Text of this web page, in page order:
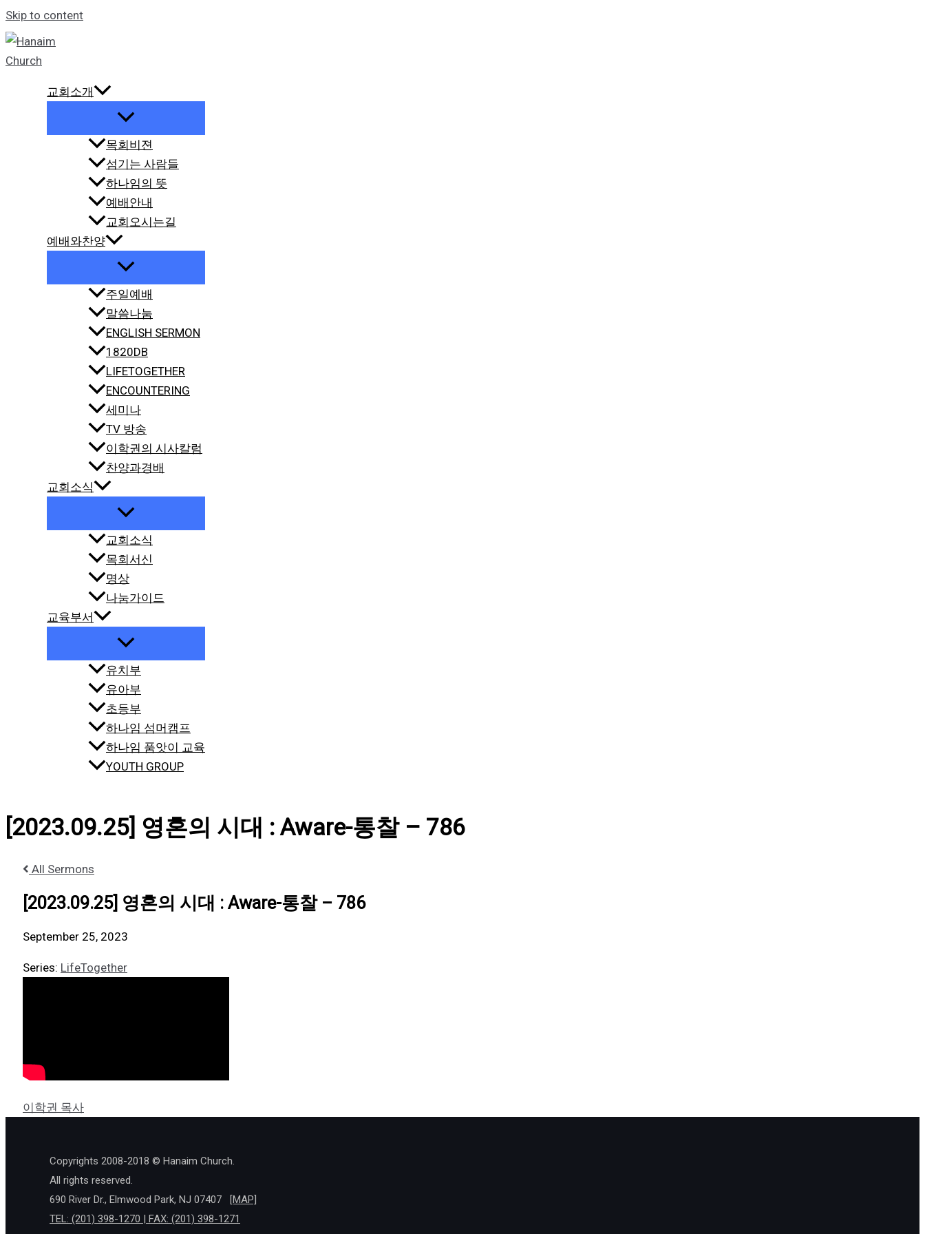
Skip to content
교회소개
목회비젼
섬기는 사람들
하나임의 뜻
예배안내
교회오시는길
예배와찬양
주일예배
말씀나눔
ENGLISH SERMON
1820DB
LIFETOGETHER
ENCOUNTERING
세미나
TV 방송
이학권의 시사칼럼
찬양과경배
교회소식
교회소식
목회서신
명상
나눔가이드
교육부서
유치부
유아부
초등부
하나임 섬머캠프
하나임 품앗이 교육
YOUTH GROUP
[2023.09.25] 영혼의 시대 : Aware-통찰 – 786
All Sermons
[2023.09.25] 영혼의 시대 : Aware-통찰 – 786
September 25, 2023
Series: LifeTogether
이학권 목사
Copyrights 2008-2018 © Hanaim Church.
All rights reserved.
690 River Dr., Elmwood Park, NJ 07407
[MAP]
TEL: (201) 398-1270 | FAX: (201) 398-1271